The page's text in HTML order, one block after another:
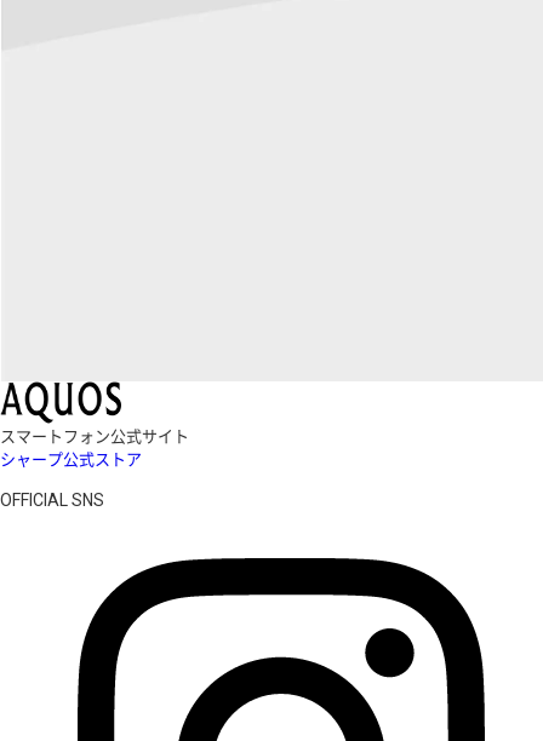
スマートフォン公式サイト
シャープ公式ストア
OFFICIAL SNS